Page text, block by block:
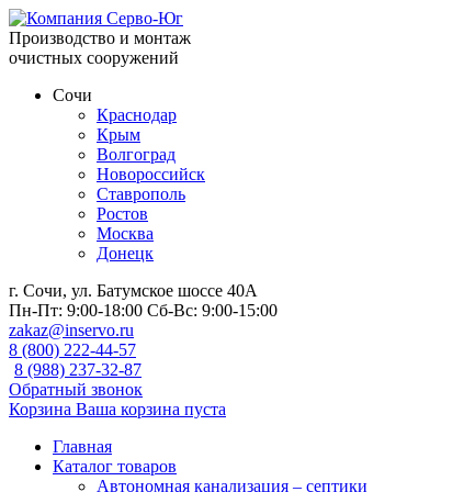
Производство и монтаж
очистных сооружений
Сочи
Краснодар
Крым
Волгоград
Новороссийск
Ставрополь
Ростов
Москва
Донецк
г. Сочи, ул. Батумское шоссе 40А
Пн-Пт: 9:00-18:00 Сб-Вс: 9:00-15:00
zakaz@inservo.ru
8 (800) 222-44-57
8 (988) 237-32-87
Обратный звонок
Корзина Ваша корзина пуста
Главная
Каталог товаров
Автономная канализация – септики